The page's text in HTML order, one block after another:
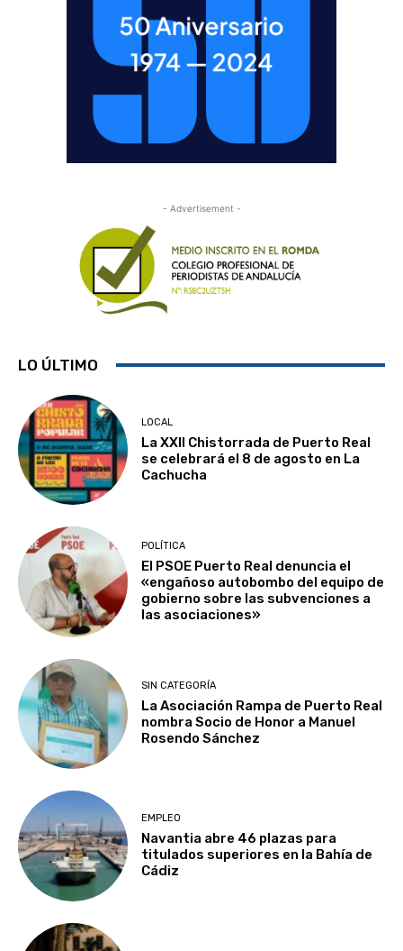
- Advertisement -
LO ÚLTIMO
LOCAL
La XXII Chistorrada de Puerto Real
se celebrará el 8 de agosto en La
Cachucha
POLÍTICA
El PSOE Puerto Real denuncia el
«engañoso autobombo del equipo de
gobierno sobre las subvenciones a
las asociaciones»
SIN CATEGORÍA
La Asociación Rampa de Puerto Real
nombra Socio de Honor a Manuel
Rosendo Sánchez
EMPLEO
Navantia abre 46 plazas para
titulados superiores en la Bahía de
Cádiz